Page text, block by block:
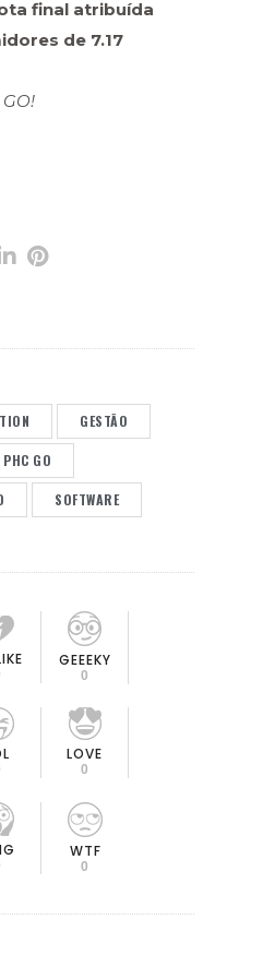
final atribuída
de 7.17
GESTÃO
PHC GO
SOFTWARE
GEEEKY
0
LOVE
0
WTF
0